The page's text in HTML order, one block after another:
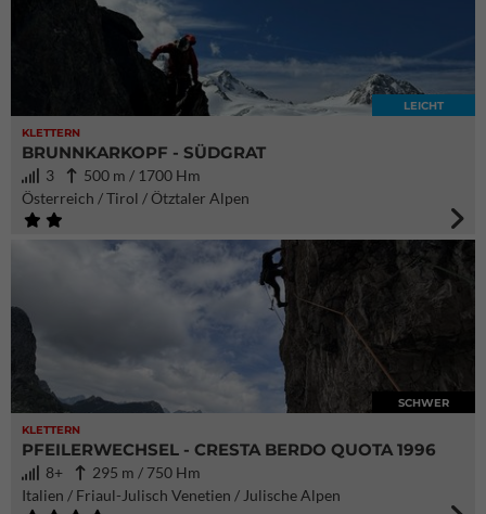
KLETTERN
LEICHT
BRUNNKARKOPF - SÜDGRAT
3
500 m / 1700 Hm
Österreich / Tirol / Ötztaler Alpen
KLETTERN
SCHWER
PFEILERWECHSEL - CRESTA BERDO QUOTA 1996
8+
295 m / 750 Hm
Italien / Friaul-Julisch Venetien / Julische Alpen